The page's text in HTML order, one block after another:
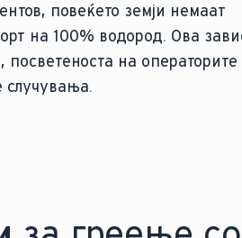
повеќето земји немаат
на 100% водород. Ова
посветеноста на операторите
случувања.